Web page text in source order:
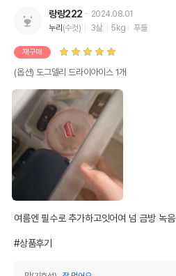
랑랑222
2024.08.01
누리(수컷) 3살 5kg 푸들
재구매
(옵션) 도그델리 드라이아이스 1개
여름엔 필수로 추가하고잇어여 넘 금방 녹음
#상품후기